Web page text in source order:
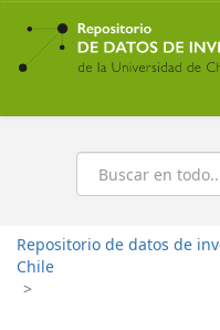
Ir
contenido
principal
Buscar
Repositorio de datos de
Chile
>